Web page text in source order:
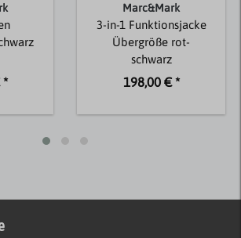
*
Marc&Mark
3-in-1 Funktionsjacke
Übergröße rot-
schwarz
198,00 € *